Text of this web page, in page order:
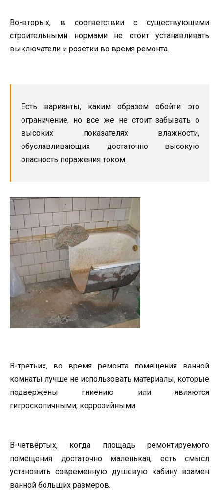
Во-вторых, в соответствии с существующими
строительными нормами не стоит устанавливать
выключатели и розетки во время ремонта.
Есть варианты, каким образом обойти это
ограничение, но все же не стоит забывать о
высоких показателях влажности,
обуславливающих достаточно высокую
опасность поражения током.
В-третьих, во время ремонта помещения ванной
комнаты лучше не использовать материалы, которые
подвержены гниению или являются
гигроскопичными, коррозийными.
В-четвёртых, когда площадь ремонтируемого
помещения достаточно маленькая, есть смысл
установить современную душевую кабину взамен
ванной больших размеров.